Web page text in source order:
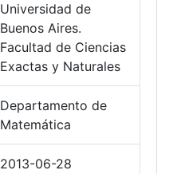
Universidad de
Buenos Aires.
Facultad de Ciencias
Exactas y Naturales
Departamento de
Matemática
2013-06-28